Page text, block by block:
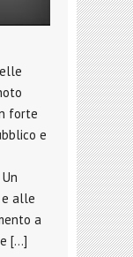
forte
e
e alle
a
[…]